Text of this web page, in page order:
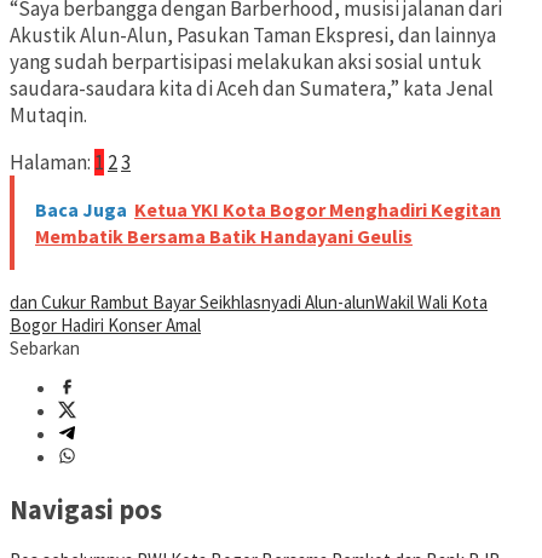
“Saya berbangga dengan Barberhood, musisi jalanan dari
Akustik Alun-Alun, Pasukan Taman Ekspresi, dan lainnya
yang sudah berpartisipasi melakukan aksi sosial untuk
saudara-saudara kita di Aceh dan Sumatera,” kata Jenal
Mutaqin.
Halaman: 1 23
Baca Juga Ketua YKI Kota Bogor Menghadiri Kegitan
Membatik Bersama Batik Handayani Geulis
dan Cukur Rambut Bayar Seikhlasnyadi Alun-alunWakil Wali Kota
Bogor Hadiri Konser Amal
Sebarkan
Navigasi pos